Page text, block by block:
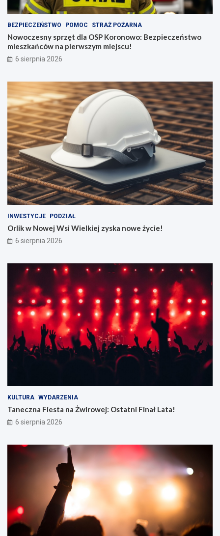
BEZPIECZEŃSTWO POMOC STRAŻ POŻARNA
Nowoczesny sprzęt dla OSP Koronowo: Bezpieczeństwo
mieszkańców na pierwszym miejscu!
6 sierpnia 2026
INWESTYCJE PODZIAŁ
Orlik w Nowej Wsi Wielkiej zyska nowe życie!
6 sierpnia 2026
KULTURA WYDARZENIA
Taneczna Fiesta na Żwirowej: Ostatni Finał Lata!
6 sierpnia 2026